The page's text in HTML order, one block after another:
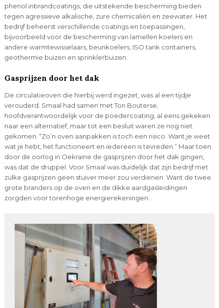
phenol inbrandcoatings, die uitstekende bescherming bieden
tegen agressieve alkalische, zure chemicaliën en zeewater. Het
bedrijf beheerst verschillende coatings en toepassingen,
bijvoorbeeld voor de bescherming van lamellen koelers en
andere warmtewisselaars, beunkoelers, ISO tank containers,
geothermie buizen en sprinklerbuizen.
Gasprijzen door het dak
De circulatieoven die hierbij werd ingezet, was al een tijdje
verouderd. Smaal had samen met Ton Bouterse,
hoofdverantwoordelijk voor de poedercoating, al eens gekeken
naar een alternatief, maar tot een besluit waren ze nog niet
gekomen. “Zo’n oven aanpakken is toch een risico. Want je weet
wat je hebt, het functioneert en iedereen is tevreden.” Maar toen
door de oorlog in Oekraïne de gasprijzen door het dak gingen,
was dat de druppel. Voor Smaal was duidelijk dat zijn bedrijf met
zulke gasprijzen geen stuiver meer zou verdienen. Want de twee
grote branders op de oven en de dikke aardgasleidingen
zorgden voor torenhoge energierekeningen.